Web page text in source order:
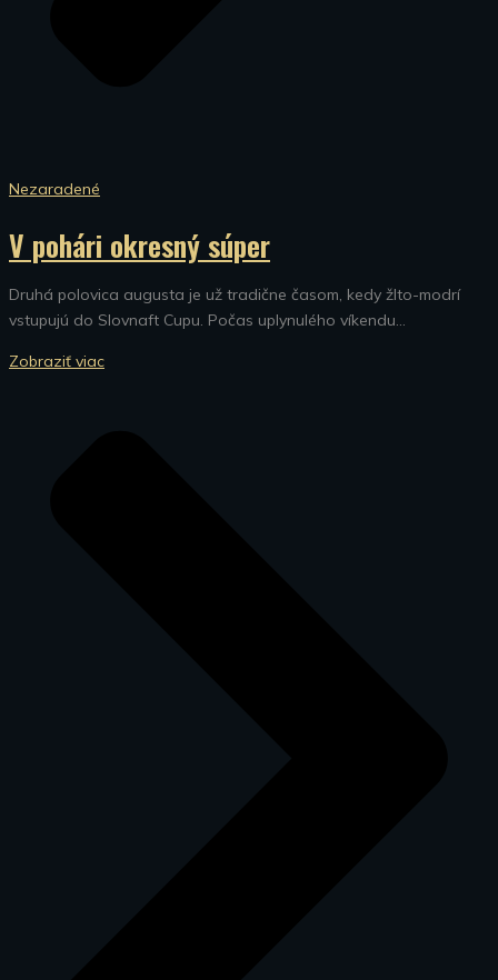
Nezaradené
V pohári okresný súper
Druhá polovica augusta je už tradične časom, kedy žlto-modrí
vstupujú do Slovnaft Cupu. Počas uplynulého víkendu...
Zobraziť viac